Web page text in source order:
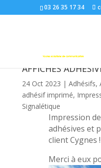
03 26 35 17 34
AFFICHES
24 Oct 2023 | Adhésifs,
adhésif imprimé,
Signalétique
Impression
adhésives et
client Cygnes !
Merci à eux